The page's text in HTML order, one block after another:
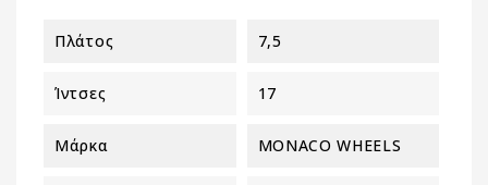
Πλάτος 7,5
Ίντσες 17
Μάρκα MONACO WHEELS